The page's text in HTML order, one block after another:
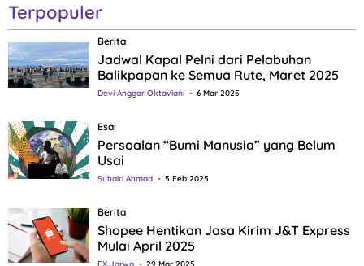
Terpopuler
Berita
Jadwal Kapal Pelni dari Pelabuhan
Balikpapan ke Semua Rute, Maret 2025
Devi Anggar Oktaviani 6 Mar 2025
Esai
Persoalan “Bumi Manusia” yang Belum
Usai
Suhairi Ahmad 5 Feb 2025
Berita
Shopee Hentikan Jasa Kirim J&T Express
Mulai April 2025